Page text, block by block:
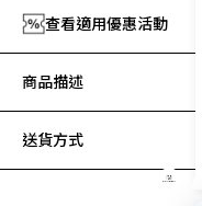
查看適用優惠活動
商品描述
送貨方式